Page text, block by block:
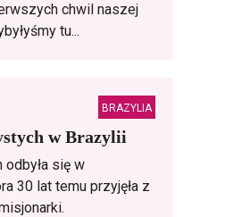
chwil naszej
tu...
BRAZYLIA
w Brazylii
się w
30 lat temu przyjęła z